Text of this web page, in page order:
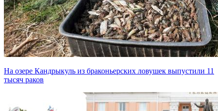
На озере Кандрыкуль из браконьерских ловушек выпустили 11
тысяч раков